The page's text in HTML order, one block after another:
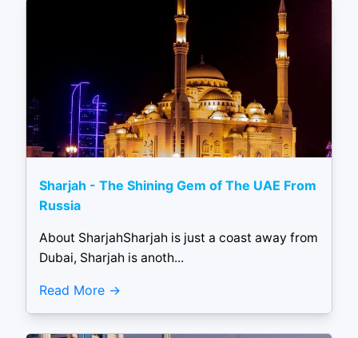
Sharjah - The Shining Gem of The UAE From
Russia
About SharjahSharjah is just a coast away from
Dubai, Sharjah is anoth...
Read More